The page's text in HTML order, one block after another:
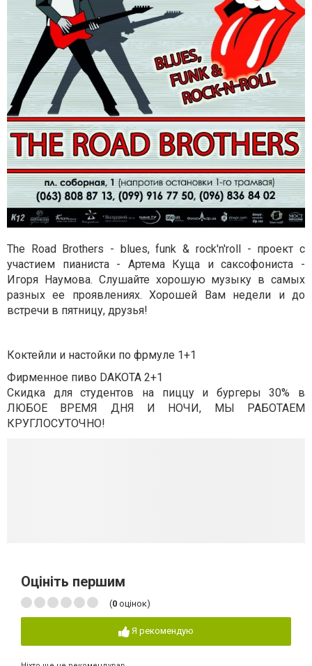
The Road Brothers - blues, funk & rock'n'roll - проект с
участием пианиста - Артема Куща и саксофониста -
Игоря Наумова. Слушайте хорошую музыку в самых
разных ее проявлениях. Хорошей Вам недели и до
встречи в пятницу, друзья!
Коктейли и настойки по фрмуле 1+1
Фирменное пиво DAKOTA 2+1
Скидка для студентов на пиццу и бургеры 30% в
ЛЮБОЕ ВРЕМЯ ДНЯ И НОЧИ, МЫ РАБОТАЕМ
КРУГЛОСУТОЧНО!
Оцініть першим
(0 оцінок)
Я рекомендую